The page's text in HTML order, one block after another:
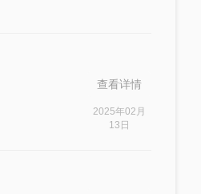
查看详情
2025年02月
13日